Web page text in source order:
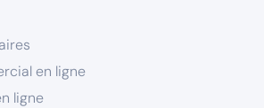
en ligne
ligne